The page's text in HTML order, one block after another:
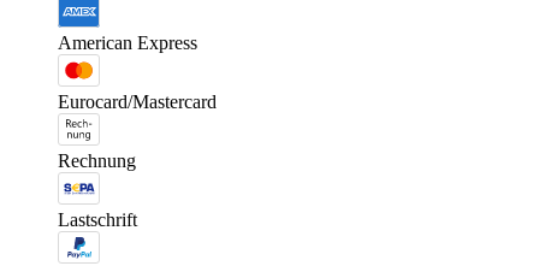
American Express
Eurocard/Mastercard
Rechnung
Lastschrift